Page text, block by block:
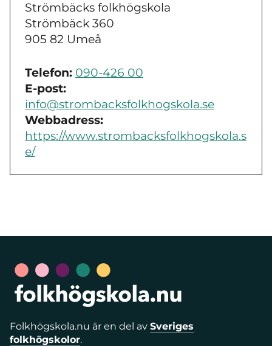
Strömbäcks folkhögskola
Strömbäck 360
905 82 Umeå
Telefon: 090-426 00
E-post:
info@strombacksfolkhogskola.se
Webbadress:
https://www.strombacksfolkhogskola.s
e/
Folkhögskola.nu är en del av Sveriges
folkhögskolor.